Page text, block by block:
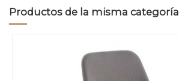
Productos de la misma categoría